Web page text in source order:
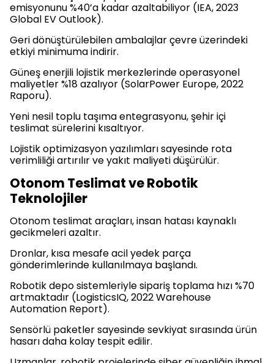
emisyonunu %40’a kadar azaltabiliyor (IEA, 2023
Global EV Outlook).
Geri dönüştürülebilen ambalajlar çevre üzerindeki
etkiyi minimuma indirir.
Güneş enerjili lojistik merkezlerinde operasyonel
maliyetler %18 azalıyor (SolarPower Europe, 2022
Raporu).
Yeni nesil toplu taşıma entegrasyonu, şehir içi
teslimat sürelerini kısaltıyor.
Lojistik optimizasyon yazılımları sayesinde rota
verimliliği artırılır ve yakıt maliyeti düşürülür.
Otonom Teslimat ve Robotik
Teknolojiler
Otonom teslimat araçları, insan hatası kaynaklı
gecikmeleri azaltır.
Dronlar, kısa mesafe acil yedek parça
gönderimlerinde kullanılmaya başlandı.
Robotik depo sistemleriyle sipariş toplama hızı %70
artmaktadır (LogisticsIQ, 2022 Warehouse
Automation Report).
Sensörlü paketler sayesinde sevkiyat sırasında ürün
hasarı daha kolay tespit edilir.